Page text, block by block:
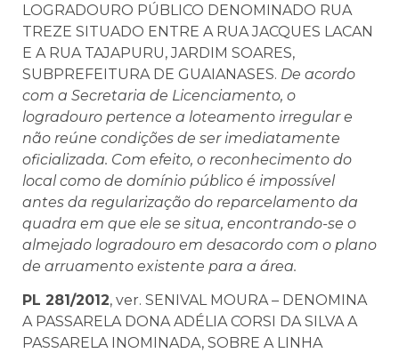
LOGRADOURO PÚBLICO DENOMINADO RUA
TREZE SITUADO ENTRE A RUA JACQUES LACAN
E A RUA TAJAPURU, JARDIM SOARES,
SUBPREFEITURA DE GUAIANASES. De acordo
com a Secretaria de Licenciamento, o
logradouro pertence a loteamento irregular e
não reúne condições de ser imediatamente
oficializada. Com efeito, o reconhecimento do
local como de domínio público é impossível
antes da regularização do reparcelamento da
quadra em que ele se situa, encontrando-se o
almejado logradouro em desacordo com o plano
de arruamento existente para a área.
PL 281/2012, ver. SENIVAL MOURA – DENOMINA
A PASSARELA DONA ADÉLIA CORSI DA SILVA A
PASSARELA INOMINADA, SOBRE A LINHA